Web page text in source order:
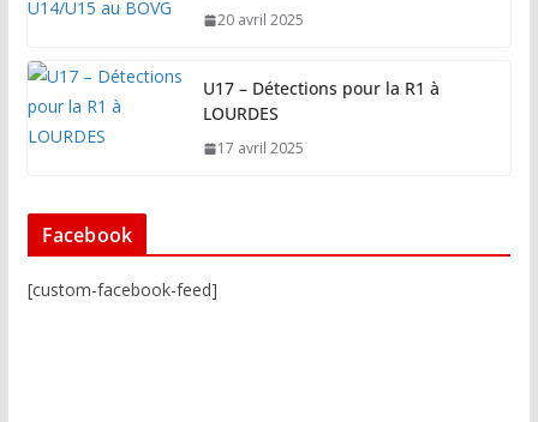
20 avril 2025
U17 – Détections pour la R1 à
LOURDES
17 avril 2025
Facebook
[custom-facebook-feed]